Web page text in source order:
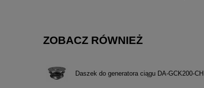
ZOBACZ RÓWNIEŻ
Daszek do generatora ciągu DA-GCK200-CH